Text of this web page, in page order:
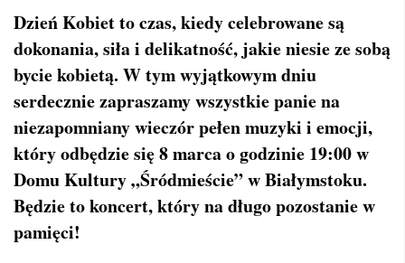
Dzień Kobiet to czas, kiedy celebrowane są
dokonania, siła i delikatność, jakie niesie ze sobą
bycie kobietą. W tym wyjątkowym dniu
serdecznie zapraszamy wszystkie panie na
niezapomniany wieczór pełen muzyki i emocji,
który odbędzie się 8 marca o godzinie 19:00 w
Domu Kultury „Śródmieście” w Białymstoku.
Będzie to koncert, który na długo pozostanie w
pamięci!